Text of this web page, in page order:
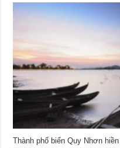
Thành phố biển Quy Nhơn